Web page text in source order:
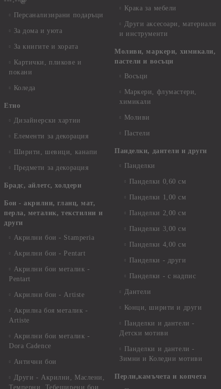
Персанализирани подаръци
За дома и уюта
За книгите и хората
Картички, пликове и
покани
Коледа
Етно
Дизайнерски хартии
Елементи за декорация
Ширити, шевици, канапи
Предмети за декорация
Брадс, айлетс, холдери
Бои - акрилни, гланц, мат,
перла, металик, текстилни и
други
Акрилни бои - Stamperia
Акрилни бои - Pentart
Акрилни бои металик -
Pentart
Акрилни бои - Artiste
Акрилна боя металик -
Artiste
Акрилни бои металик -
Dora Cadence
Антични бои
Други - Акрилни, Маслени,
Темперни, Тебеширени бои
Крака за мебели
Други аксесоари, материали
и инструменти
Моливи, маркери, химикали,
пастели и восъци
Восъци
Маркери, флумастери,
химикали
Моливи
Пастели
Панделки, дантели и други
Панделки
Панделки 0,60 см
Панделки 1,00 см
Панделки 2,00 см
Панделки 3,00 см
Панделки 4,00 см
Панделки - други
Панделки - с надпис
Дантели
Конци, ширити и други
Панделки и дантели -
Детски мотиви
Панделки и дантели -
Зимни и Коледни мотиви
Перли,камъчета и копчета